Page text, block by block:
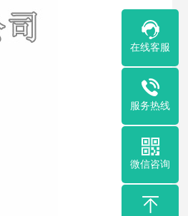
在线客服
服务热线
微信咨询